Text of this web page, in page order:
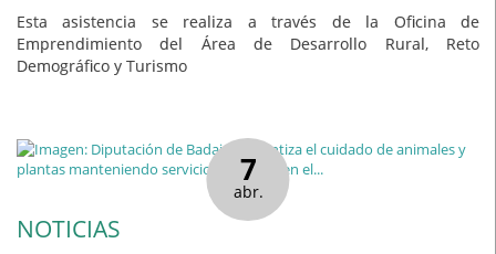
Esta asistencia se realiza a través de la Oficina de
Emprendimiento del Área de Desarrollo Rural, Reto
Demográfico y Turismo
7
abr.
NOTICIAS